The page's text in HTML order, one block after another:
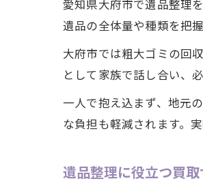
愛知県大府市で遺品整理
遺品の全体量や種類を把
大府市では粗大ゴミの回
として家族で話し合い、
一人で抱え込まず、地元
な負担も軽減されます。
遺品整理に役立つ買